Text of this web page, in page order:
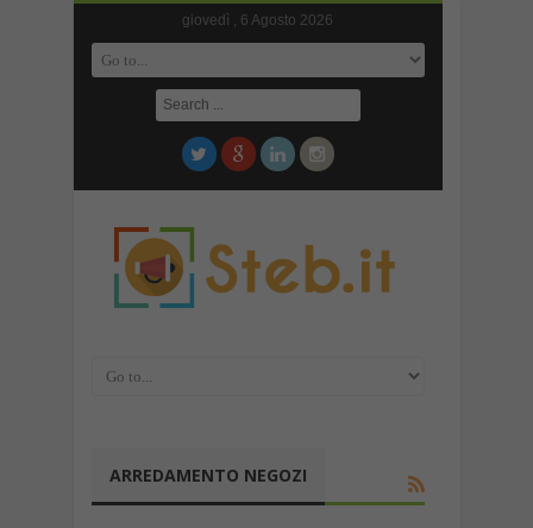
giovedì , 6 Agosto 2026
ARREDAMENTO NEGOZI